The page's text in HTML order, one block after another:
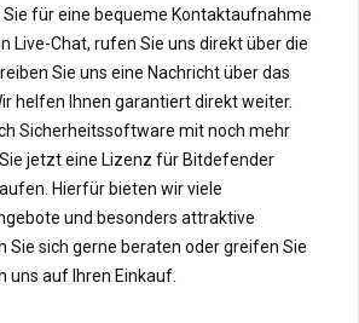
für eine bequeme Kontaktaufnahme
Live-Chat, rufen Sie uns direkt über die
Sie uns eine Nachricht über das
helfen Ihnen garantiert direkt weiter.
Sicherheitssoftware mit noch mehr
jetzt eine Lizenz für Bitdefender
Hierfür bieten wir viele
und besonders attraktive
Sie sich gerne beraten oder greifen Sie
uns auf Ihren Einkauf.